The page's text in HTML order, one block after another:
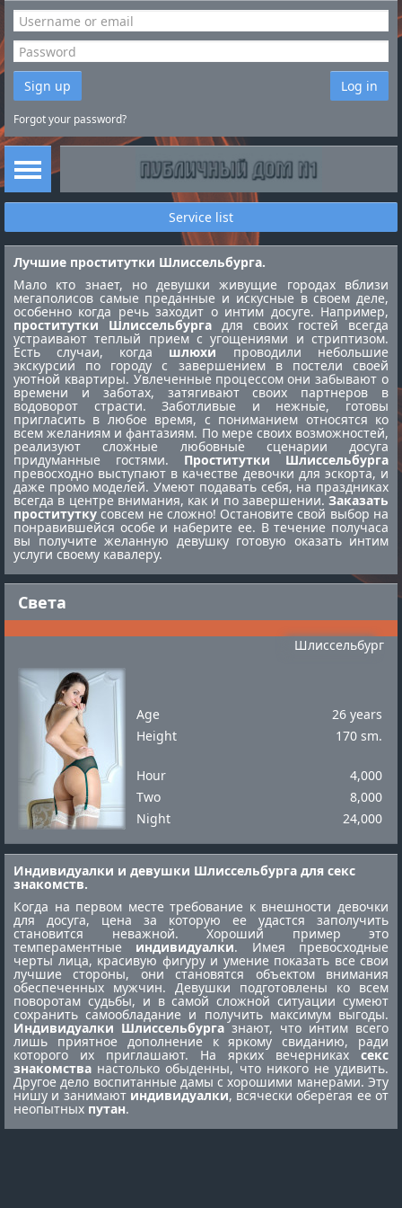
Sign up Log in
Forgot your password?
Service list
Света
Шлиссельбург
Age
26 years
Height
170 sm.
Hour
4,000
Two
8,000
Night
24,000
Лучшие проститутки Шлиссельбурга.
Мало кто знает, но девушки живущие городах вблизи
мегаполисов самые преданные и искусные в своем деле,
особенно когда речь заходит о интим досуге. Например,
проститутки Шлиссельбурга для своих гостей всегда
устраивают теплый прием с угощениями и стриптизом.
Есть случаи, когда шлюхи проводили небольшие
экскурсии по городу с завершением в постели своей
уютной квартиры. Увлеченные процессом они забывают о
времени и заботах, затягивают своих партнеров в
водоворот страсти. Заботливые и нежные, готовы
пригласить в любое время, с пониманием относятся ко
всем желаниям и фантазиям. По мере своих возможностей,
реализуют сложные любовные сценарии досуга
придуманные гостями. Проститутки Шлиссельбурга
превосходно выступают в качестве девочки для эскорта, и
даже промо моделей. Умеют подавать себя, на праздниках
всегда в центре внимания, как и по завершении.Заказать
проституткусовсем не сложно! Остановите свой выбор на
понравившейся особе и наберите ее. В течение получаса
вы получите желанную девушку готовую оказать интим
услуги своему кавалеру.
Индивидуалки и девушки Шлиссельбурга для секс
знакомств.
Когда на первом месте требование к внешности девочки
для досуга, цена за которую ее удастся заполучить
становится неважной. Хороший пример это
темпераментные индивидуалки. Имея превосходные
черты лица, красивую фигуру и умение показать все свои
лучшие стороны, они становятся объектом внимания
обеспеченных мужчин. Девушки подготовлены ко всем
поворотам судьбы, и в самой сложной ситуации сумеют
сохранить самообладание и получить максимум выгоды.
Индивидуалки Шлиссельбургазнают, что интим всего
лишь приятное дополнение к яркому свиданию, ради
которого их приглашают. На ярких вечерникахсекс
знакомства настолько обыденны, что никого не удивить.
Другое дело воспитанные дамы с хорошими манерами. Эту
нишу и занимают индивидуалки, всячески оберегая ее от
неопытных путан.